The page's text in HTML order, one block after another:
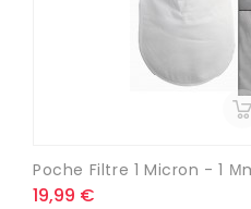
Poche Filtre 1 Micron - 1
19,99 €